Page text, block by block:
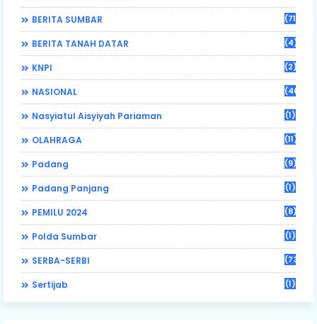
BERITA SUMBAR (71)
BERITA TANAH DATAR (4)
KNPI (2)
NASIONAL (46)
Nasyiatul Aisyiyah Pariaman (1)
OLAHRAGA (11)
Padang (9)
Padang Panjang (1)
PEMILU 2024 (8)
Polda Sumbar (1)
SERBA-SERBI (73)
Sertijab (1)